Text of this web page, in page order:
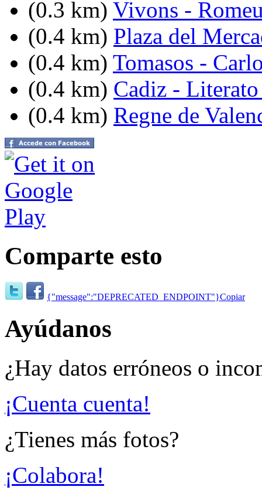
(0.3 km) Vivons -
(0.4 km) Plaza del
(0.4 km) Tomasos -
(0.4 km) Cadiz -
(0.4 km) Regne de
Comparte esto
{"message":"DEPRECATED_ENDPOINT"}Copiar
Ayúdanos
¿Hay datos erróneos o
¡Cuenta cuenta!
¿Tienes más fotos?
¡Colabora!